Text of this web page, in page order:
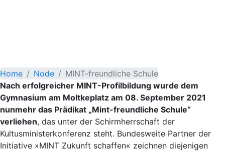
Home Node
MINT-freundliche Schule
Nach erfolgreicher MINT-Profilbildung wurde dem
Gymnasium am Moltkeplatz am 08. September 2021
nunmehr das Prädikat „Mint-freundliche Schule“
verliehen, das unter der Schirmherrschaft der
Kultusministerkonferenz steht. Bundesweite Partner der
Initiative »MINT Zukunft schaffen« zeichnen diejenigen